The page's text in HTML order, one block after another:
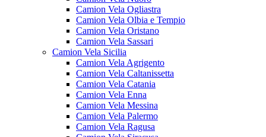
Camion Vela Ogliastra
Camion Vela Olbia e Tempio
Camion Vela Oristano
Camion Vela Sassari
Camion Vela Sicilia
Camion Vela Agrigento
Camion Vela Caltanissetta
Camion Vela Catania
Camion Vela Enna
Camion Vela Messina
Camion Vela Palermo
Camion Vela Ragusa